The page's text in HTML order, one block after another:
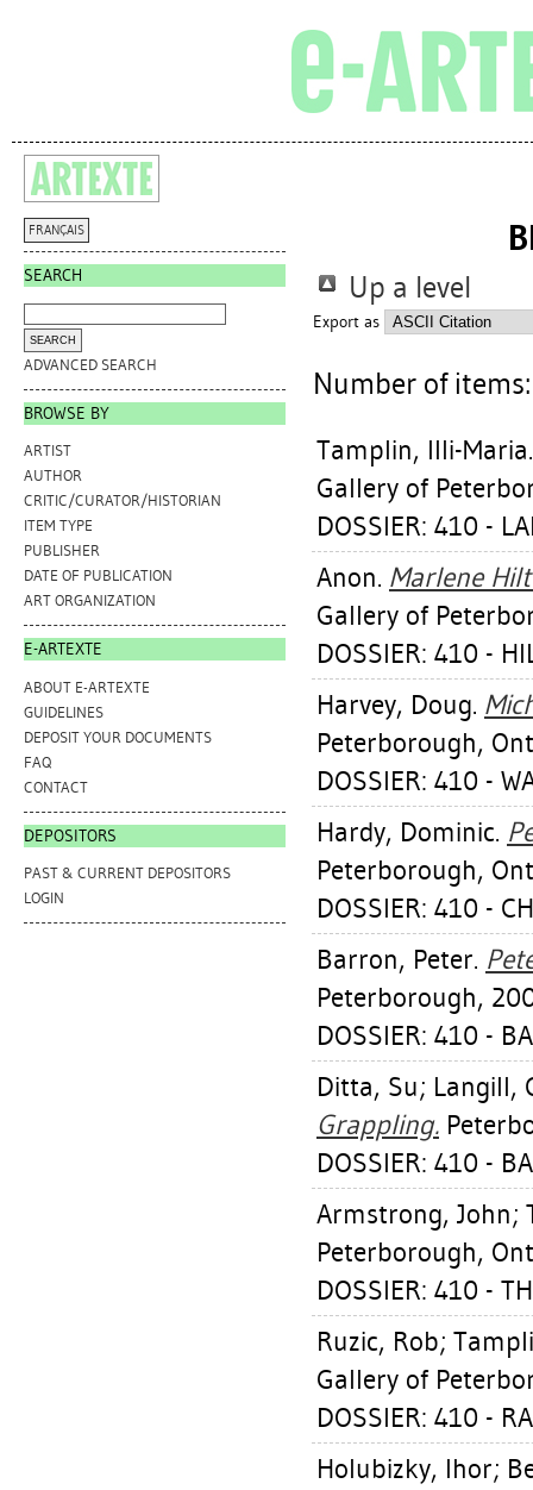
FRANÇAIS
SEARCH
ADVANCED SEARCH
BROWSE BY
ARTIST
AUTHOR
CRITIC/CURATOR/HISTORIAN
ITEM TYPE
PUBLISHER
DATE OF PUBLICATION
ART ORGANIZATION
E-ARTEXTE
ABOUT E-ARTEXTE
GUIDELINES
DEPOSIT YOUR DOCUMENTS
FAQ
CONTACT
DEPOSITORS
PAST & CURRENT DEPOSITORS
LOGIN
Up a level
Export as
Number of
Tamplin, Illi-Maria
Gallery of
DOSSIER: 410 -
Anon. Marlene
Gallery of
DOSSIER: 410 -
Harvey, Doug.
Peterborough,
DOSSIER: 410 -
Hardy, Dominic.
Peterborough,
DOSSIER: 410 -
Barron, Peter.
Peterborough,
DOSSIER: 410 -
Ditta, Su; Langill,
Grappling.
DOSSIER: 410 -
Armstrong, John;
Peterborough,
DOSSIER: 410 -
Ruzic, Rob;
Gallery of
DOSSIER: 410 -
Holubizky, Ihor;